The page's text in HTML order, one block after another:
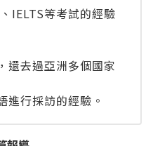
IELTS等考試的經驗
還去過亞洲多個國家
進行採訪的經驗。